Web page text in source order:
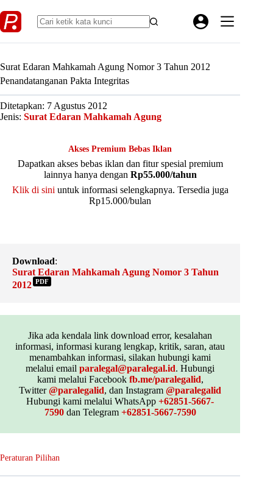
to
content
Surat Edaran Mahkamah Agung Nomor 3 Tahun 2012
Penandatanganan Pakta Integritas
Ditetapkan: 7 Agustus 2012
Jenis: Surat Edaran Mahkamah Agung
Akses Premium Bebas Iklan
Dapatkan akses bebas iklan dan fitur spesial premium
lainnya hanya dengan Rp55.000/tahun
Klik di sini untuk informasi selengkapnya. Tersedia juga
Rp15.000/bulan
Download:
Surat Edaran Mahkamah Agung Nomor 3 Tahun
2012 PDF
Jika ada kendala link download error, kesalahan
informasi, informasi kurang lengkap, kritik, saran, atau
menambahkan informasi, silakan hubungi kami
melalui emailparalegal@paralegal.id. Hubungi
kami melalui Facebook fb.me/paralegalid,
Twitter@paralegalid, dan Instagram@paralegalid
Hubungi kami melalui WhatsApp+62851-5667-
7590dan Telegram +62851-5667-7590
Peraturan Pilihan